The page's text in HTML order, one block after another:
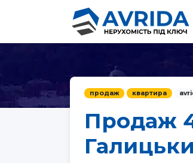
продаж квартира
Продаж